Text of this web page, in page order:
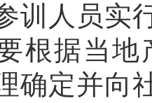
训人员实
根据当
确定并向